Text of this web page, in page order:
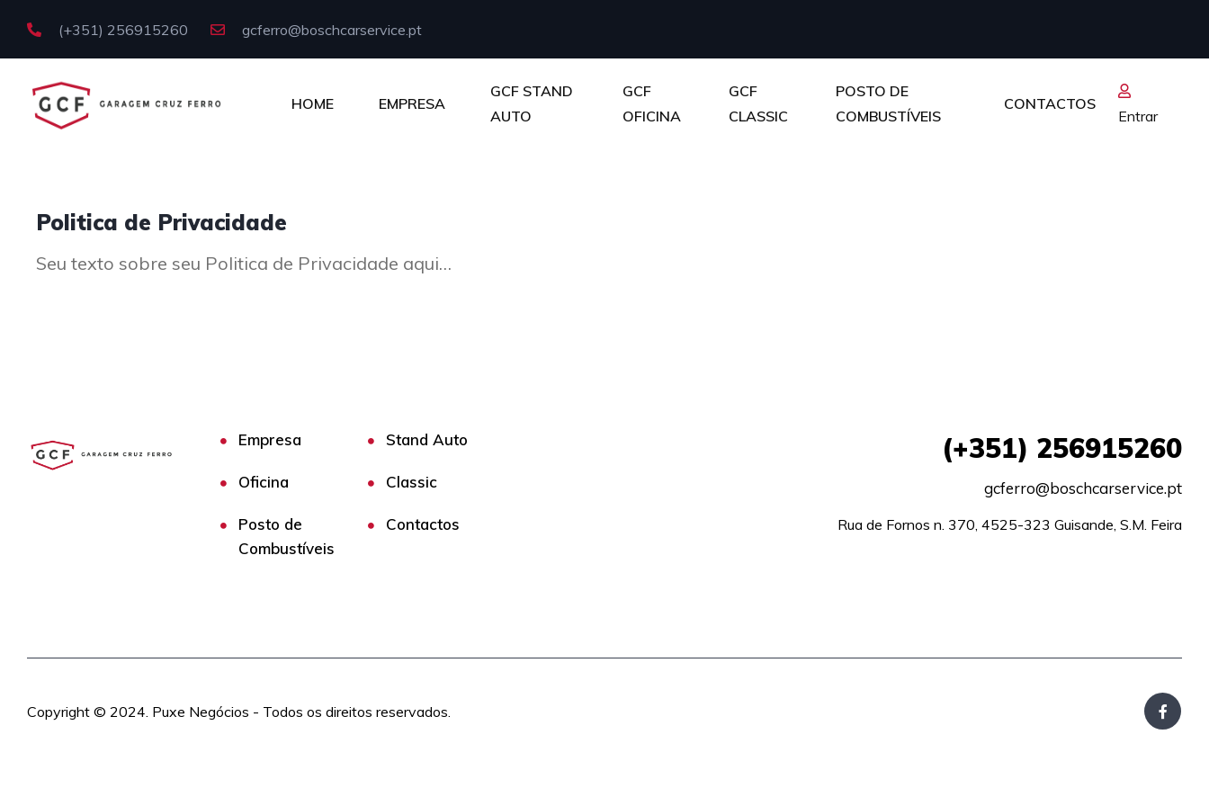
(+351) 256915260 gcferro@boschcarservice.pt
HOME EMPRESA
GCF STAND
AUTO
GCF
OFICINA
GCF
CLASSIC
POSTO DE
COMBUSTÍVEIS
CONTACTOS
Entrar
Politica de Privacidade
Seu texto sobre seu Politica de Privacidade aqui…
Empresa Stand Auto
Oficina Classic
Posto de
Combustíveis
Contactos
(+351) 256915260
gcferro@boschcarservice.pt
Rua de Fornos n. 370, 4525-323 Guisande, S.M. Feira
Copyright © 2024. Puxe Negócios - Todos os direitos reservados.